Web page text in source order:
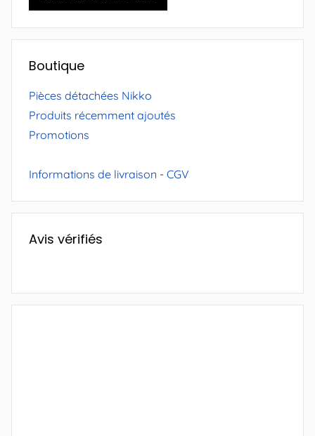
Boutique
Pièces détachées Nikko
Produits récemment ajoutés
Promotions
Informations de livraison - CGV
Avis vérifiés